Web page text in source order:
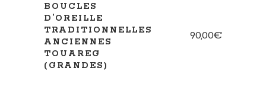
BOUCLES
D’OREILLE
TRADITIONNELLES
ANCIENNES
TOUAREG
(GRANDES)
90,00€